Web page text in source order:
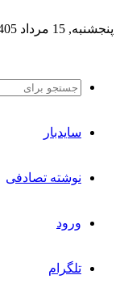
پنجشنبه, 15 مرداد 1405
سایدبار
نوشته تصادفی
ورود
تلگرام